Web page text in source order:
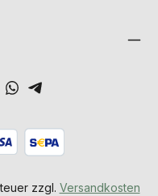
zzgl. Versandkosten